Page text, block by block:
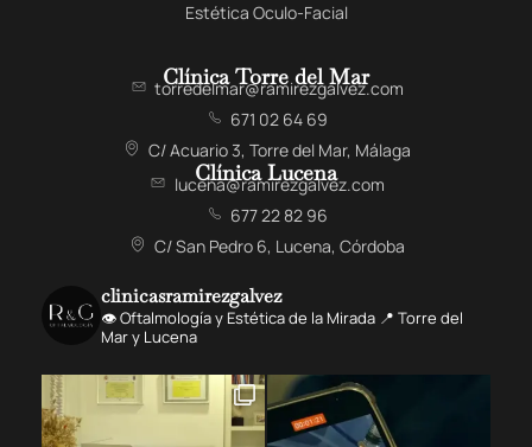
Estética Oculo-Facial
Clínica Torre del Mar
torredelmar@ramirezgalvez.com
671 02 64 69
C/ Acuario 3, Torre del Mar, Málaga
Clínica Lucena
lucena@ramirezgalvez.com
677 22 82 96
C/ San Pedro 6, Lucena, Córdoba
clinicasramirezgalvez
👁️ Oftalmología y Estética de la Mirada 📍 Torre del
Mar y Lucena